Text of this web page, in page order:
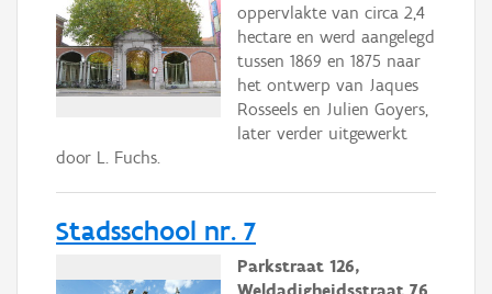
oppervlakte van circa 2,4
hectare en werd aangelegd
tussen 1869 en 1875 naar
het ontwerp van Jaques
Rosseels en Julien Goyers,
later verder uitgewerkt
door L. Fuchs.
Stadsschool nr. 7
Parkstraat 126,